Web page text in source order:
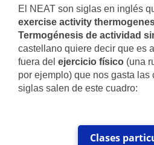
El NEAT son siglas en inglés
exercise activity
Termogénesis de actividad
castellano quiere decir que es
fuera del ejercicio físico (una
por ejemplo) que nos gasta
siglas salen de este cuadro:
Clases